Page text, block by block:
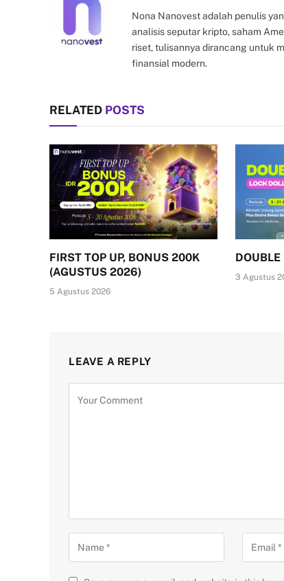
Nona Nanovest adalah penulis
analisis seputar kripto, saham
riset, tulisannya dirancang untuk
finansial modern.
RELATED POSTS
FIRST TOP UP, BONUS 200K
(AGUSTUS 2026)
5 Agustus 2026
3 Agustus
LEAVE A REPLY